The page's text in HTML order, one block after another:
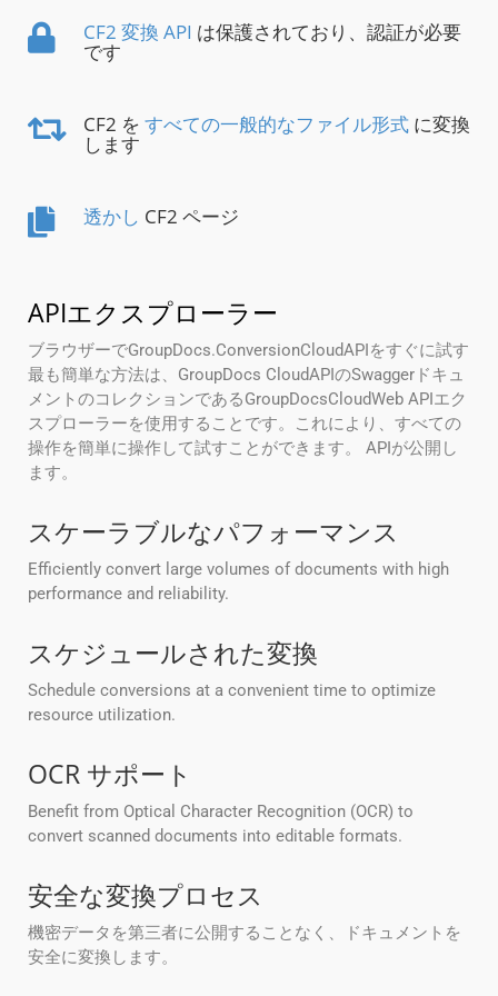
CF2 変換 API は保護されており、認証が必要
です
CF2 を すべての一般的なファイル形式 に変換
します
透かし CF2 ページ
APIエクスプローラー
ブラウザーでGroupDocs.ConversionCloudAPIをすぐに試す
最も簡単な方法は、GroupDocs CloudAPIのSwaggerドキュ
メントのコレクションであるGroupDocsCloudWeb APIエク
スプローラーを使用することです。これにより、すべての
操作を簡単に操作して試すことができます。 APIが公開し
ます。
スケーラブルなパフォーマンス
Efficiently convert large volumes of documents with high
performance and reliability.
スケジュールされた変換
Schedule conversions at a convenient time to optimize
resource utilization.
OCR サポート
Benefit from Optical Character Recognition (OCR) to
convert scanned documents into editable formats.
安全な変換プロセス
機密データを第三者に公開することなく、ドキュメントを
安全に変換します。